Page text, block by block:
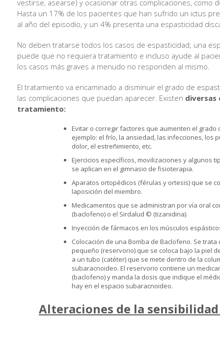
vestirse, asearse) y ocasionar otras complicaciones, como
Hasta un 17% de los pacientes que han sufrido un ictus
al año del episodio, y un 4% presenta una espasticidad
No deben tratarse todos los casos de espasticidad; una
puede que no requiera tratamiento e incluso ayude al
los casos más graves a menudo no responden al mismo.
El tratamiento va encaminado a disminuir el grado de
las complicaciones que puedan aparecer. Existen diversas
tratamiento:
Evitar o corregir factores que aumenten el grado
ejemplo: el frío, la ansiedad, las infecciones, los
dolor, el estreñimiento, etc.
Ejercicios específicos, movilizaciones y algunos
se aplican en el gimnasio de fisioterapia.
Aparatos ortopédicos (férulas y ortesis) que se
laposición del miembro.
Medicamentos que se administran por vía oral
(baclofeno) o el Sirdalud © (tizanidina).
Inyección de fármacos en los músculos
Colocación de una Bomba de Baclofeno. Se
pequeño (reservorio) que se coloca bajo la piel
a un tubo (catéter) que se mete dentro de la
subaracnoideo. El reservorio contiene un
(baclofeno) y manda la dosis que indique el
hay en el espacio subaracnoideo.
Alteraciones de la sensibilidad